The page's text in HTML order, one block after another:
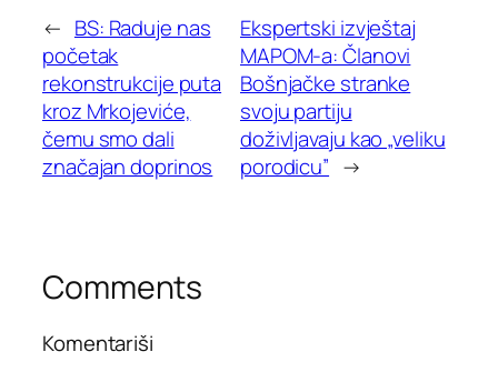
← BS: Raduje nas
početak
rekonstrukcije puta
kroz Mrkojeviće,
čemu smo dali
značajan doprinos
Ekspertski izvještaj
MAPOM-a: Članovi
Bošnjačke stranke
svoju partiju
doživljavaju kao „veliku
porodicu” →
Comments
Komentariši